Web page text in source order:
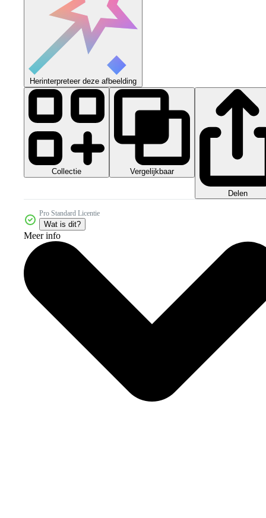
Herinterpreteer deze afbeelding
Collectie Vergelijkbaar
Delen
Pro Standard Licentie
Wat is dit?
Meer info